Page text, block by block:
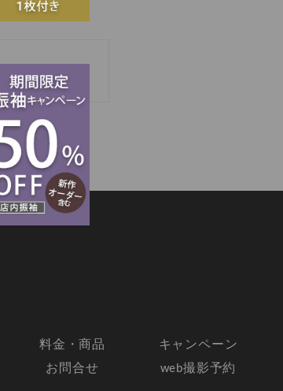
料金・商品
キャンペーン
お問合せ web撮影予約